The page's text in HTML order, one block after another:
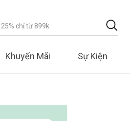
Khuyến Mãi Sự Kiện